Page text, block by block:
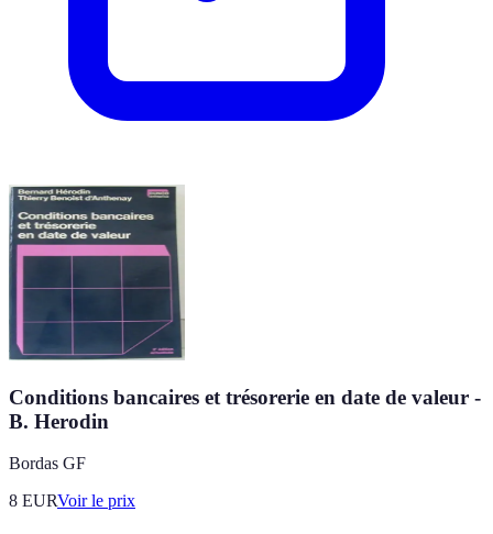
Conditions bancaires et trésorerie en date de valeur -
B. Herodin
Bordas GF
8 EURVoir le prix